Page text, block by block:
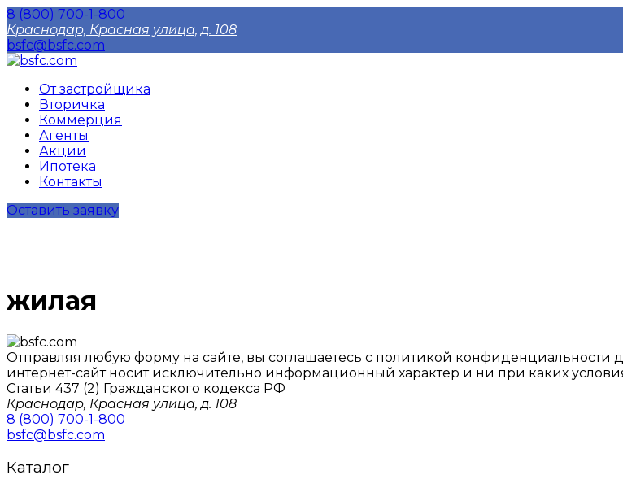
8 (800) 700-1-800
Краснодар, Красная улица, д. 108
bsfc@bsfc.com
От застройщика
Вторичка
Коммерция
Агенты
Акции
Ипотека
Контакты
Оставить заявку
жилая
Отправляя любую форму на сайте, вы соглашаетесь с политикой конфиденциальности
интернет-сайт носит исключительно информационный характер и ни при каких
Статьи 437 (2) Гражданского кодекса РФ
Краснодар, Красная улица, д. 108
8 (800) 700-1-800
bsfc@bsfc.com
Каталог